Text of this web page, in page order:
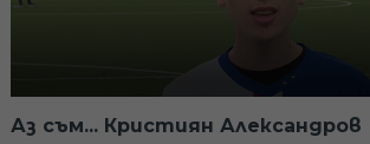
Аз съм... Кристиян Александров